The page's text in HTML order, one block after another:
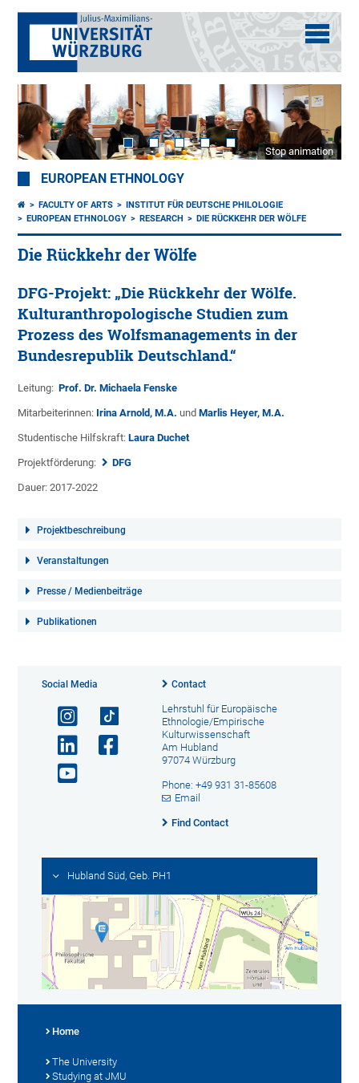
Stop animation
EUROPEAN ETHNOLOGY
FACULTY OF ARTS
INSTITUT FÜR DEUTSCHE PHILOLOGIE
EUROPEAN ETHNOLOGY
RESEARCH DIE RÜCKKEHR DER WÖLFE
Die Rückkehr der Wölfe
DFG-Projekt: „Die Rückkehr der Wölfe.
Kulturanthropologische Studien zum
Prozess des Wolfsmanagements in der
Bundesrepublik Deutschland.“
Leitung:Prof. Dr. Michaela Fenske
Mitarbeiterinnen: Irina Arnold, M.A. undMarlis Heyer, M.A.
Studentische Hilfskraft:Laura Duchet
Projektförderung: DFG
Dauer: 2017-2022
Projektbeschreibung
Veranstaltungen
Presse / Medienbeiträge
Publikationen
Social Media Contact
Lehrstuhl für Europäische
Ethnologie/Empirische
Kulturwissenschaft
Am Hubland
97074 Würzburg
Phone: +49 931 31-85608
Email
Find Contact
Hubland Süd, Geb. PH1
Home
The University
Studying at JMU